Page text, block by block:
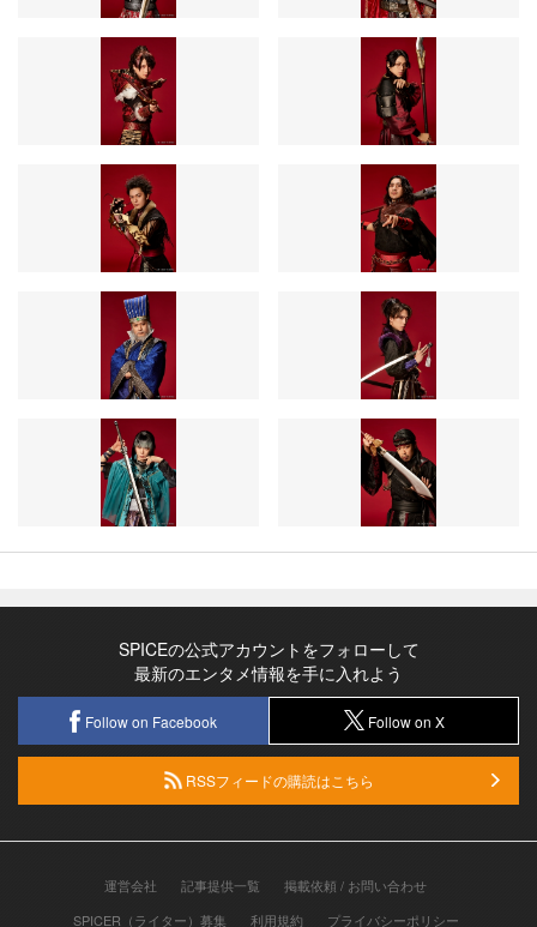
SPICEの公式アカウントをフォローして
最新のエンタメ情報を手に入れよう
Follow on Facebook Follow on X
RSSフィードの購読はこちら
運営会社 記事提供一覧
掲載依頼 / お問い合わせ
SPICER（ライター）募集
利用規約 プライバシーポリシー